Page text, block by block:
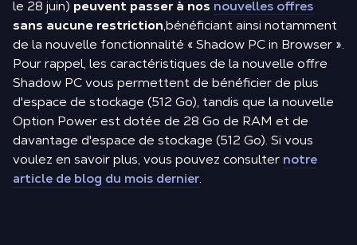
le 28 juin) peuvent passer à nos nouvelles offres
sans aucune restriction,bénéficiant ainsi notamment
de la nouvelle fonctionnalité « Shadow PC in Browser ».
Pour rappel, les caractéristiques de la nouvelle offre
Shadow PC vous permettent de bénéficier de plus
d'espace de stockage (512 Go), tandis que la nouvelle
Option Power est dotée de 28 Go de RAM et de
davantage d'espace de stockage (512 Go). Si vous
voulez en savoir plus, vous pouvez consulter notre
article de blog du mois dernier.